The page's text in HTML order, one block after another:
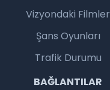
Vizyondaki Filmler
Şans Oyunları
Trafik Durumu
BAĞLANTILAR